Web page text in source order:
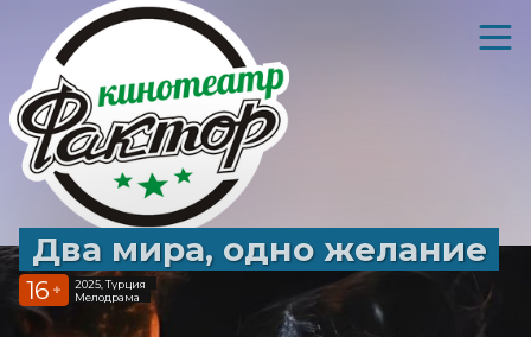
Два мира, одно желание
16 +
2025, Турция
Мелодрама